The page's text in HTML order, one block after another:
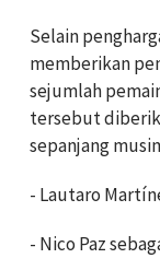
Selain
memberikan
sejumlah
tersebut
sepanjang
- Lautaro
- Nico Paz